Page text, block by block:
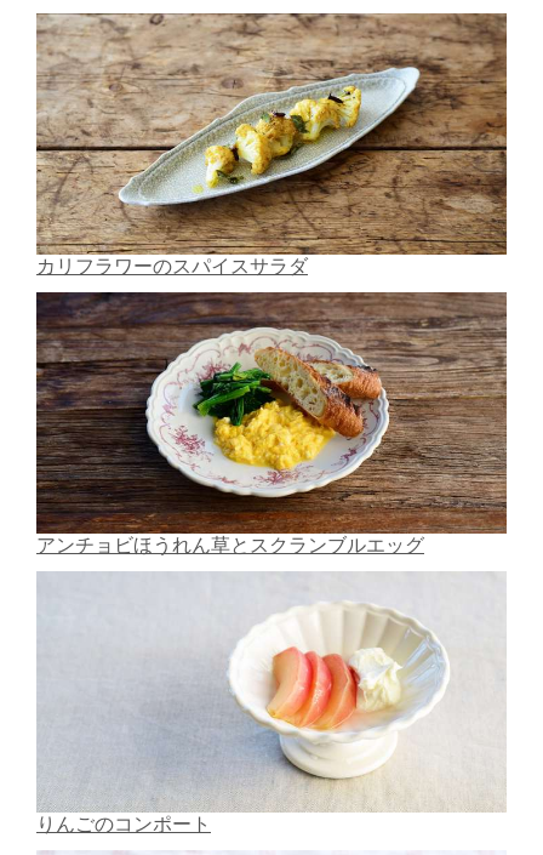
カリフラワーのスパイスサラダ
アンチョビほうれん草とスクランブルエッグ
りんごのコンポート